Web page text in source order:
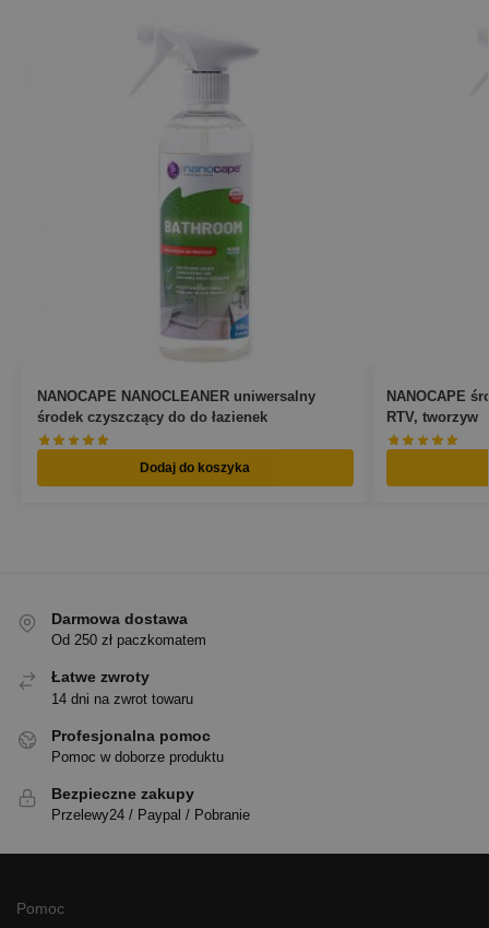
NANOCAPE NANOCLEANER uniwersalny
środek czyszczący do do łazienek
Dodaj do koszyka
NANOCAPE
RTV, tworzyw
Darmowa dostawa
Od 250 zł paczkomatem
Łatwe zwroty
14 dni na zwrot towaru
Profesjonalna pomoc
Pomoc w doborze produktu
Bezpieczne zakupy
Przelewy24 / Paypal / Pobranie
Pomoc